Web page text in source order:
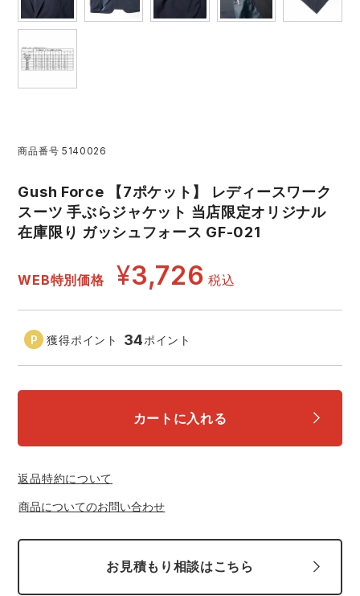
鞄・バッグ
つなぎ
刺繍・プリント加工対象商品
TSDESIGN ランキング
コーコス ランキング
ジーベック ランキング
ネーム刺繍・プリント加工対象商品
作業着
防寒
ムービンカット グラディエーター
ニオイクリア
サーヴォ
アタックベース サンエス
弘進ゴム
商品番号 5140026
Gush Force 【7ポケット】 レディースワーク
スーツ 手ぶらジャケット 当店限定オリジナル
在庫限り ガッシュフォース GF-021
WEB特別価格 ¥3,726 税込
獲得ポイント 34ポイント
カートに入れる
返品特約について
商品についてのお問い合わせ
お見積もり相談はこちら